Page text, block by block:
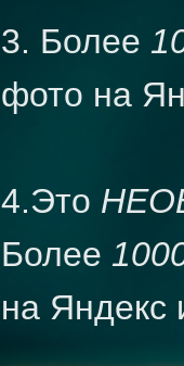
3. Более
фото на
4.Это
Более
на Яндекс